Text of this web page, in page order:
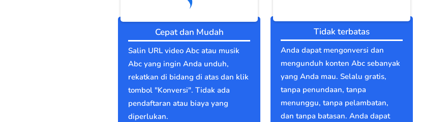
Cepat dan Mudah
Salin URL video Abc atau musik
Abc yang ingin Anda unduh,
rekatkan di bidang di atas dan klik
tombol "Konversi". Tidak ada
pendaftaran atau biaya yang
diperlukan.
Tidak terbatas
Anda dapat mengonversi dan
mengunduh konten Abc sebanyak
yang Anda mau. Selalu gratis,
tanpa penundaan, tanpa
menunggu, tanpa pelambatan,
dan tanpa batasan. Anda dapat